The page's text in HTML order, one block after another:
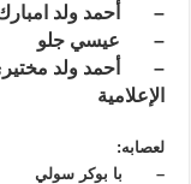
– أحمد ولد
– عيسي
– أحمد ولد
الإعلامية
لعصابه:
– با بوكر